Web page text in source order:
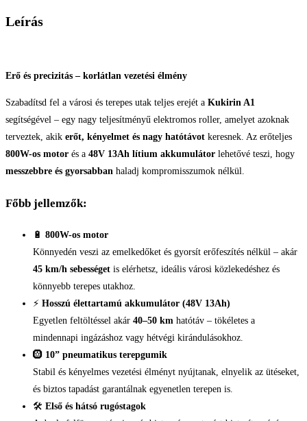
Leírás
Erő és precizitás – korlátlan vezetési élmény
Szabadítsd fel a városi és terepes utak teljes erejét a Kukirin A1
segítségével – egy nagy teljesítményű elektromos roller, amelyet azoknak
terveztek, akik erőt, kényelmet és nagy hatótávot keresnek. Az erőteljes
800W-os motor és a 48V 13Ah lítium akkumulátor lehetővé teszi, hogy
messzebbre és gyorsabban haladj kompromisszumok nélkül.
Főbb jellemzők:
🔋 800W-os motor
Könnyedén veszi az emelkedőket és gyorsít erőfeszítés nélkül – akár
45 km/h sebességet is elérhetsz, ideális városi közlekedéshez és
könnyebb terepes utakhoz.
⚡ Hosszú élettartamú akkumulátor (48V 13Ah)
Egyetlen feltöltéssel akár 40–50 km hatótáv – tökéletes a
mindennapi ingázáshoz vagy hétvégi kirándulásokhoz.
🛞 10” pneumatikus terepgumik
Stabil és kényelmes vezetési élményt nyújtanak, elnyelik az ütéseket,
és biztos tapadást garantálnak egyenetlen terepen is.
🛠️ Első és hátsó rugóstagok